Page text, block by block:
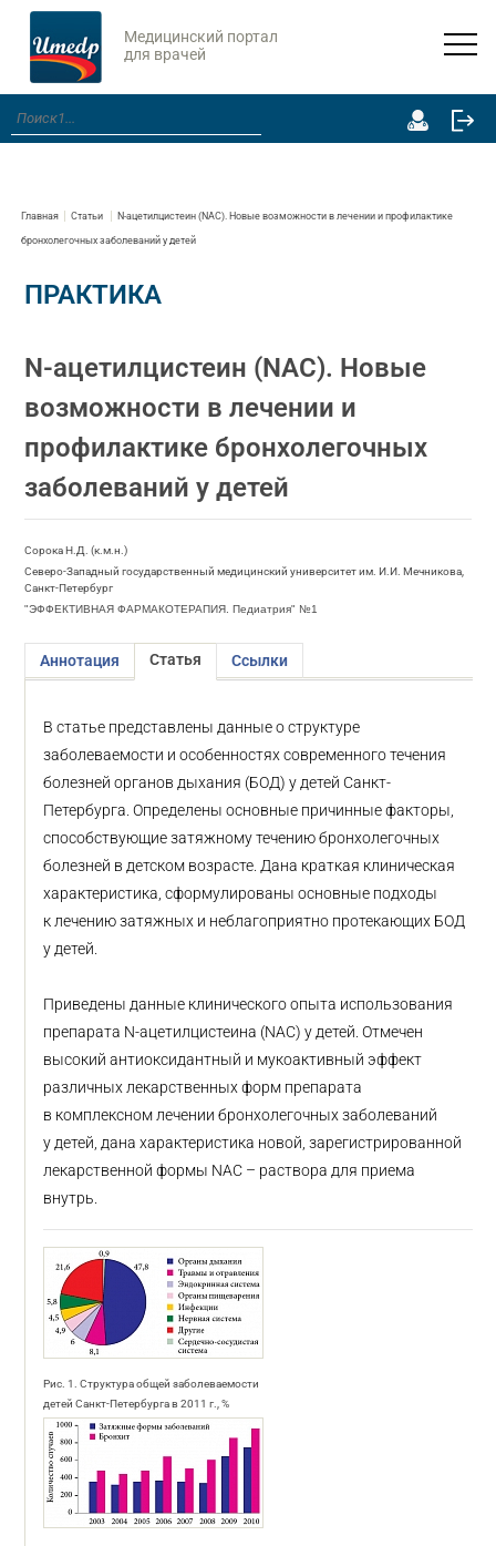
Медицинский портал
для врачей
Главная Статьи N-ацетилцистеин (NАС). Новые возможности в лечении и профилактике
бронхолегочных заболеваний у детей
ПРАКТИКА
N-ацетилцистеин (NАС). Новые
возможности в лечении и
профилактике бронхолегочных
заболеваний у детей
Сорока Н.Д. (к.м.н.)
Северо-Западный государственный медицинский университет им. И.И. Мечникова,
Санкт-Петербург
"ЭФФЕКТИВНАЯ ФАРМАКОТЕРАПИЯ. Педиатрия" №1
Аннотация Статья Ссылки
В статье представлены данные о структуре
заболеваемости и особенностях современного течения
болезней органов дыхания (БОД) у детей Санкт-
Петербурга. Определены основные причинные факторы,
способствующие затяжному течению бронхолегочных
болезней в детском возрасте. Дана краткая клиническая
характеристика, сформулированы основные подходы
к лечению затяжных и неблагоприятно протекающих БОД
у детей.
Приведены данные клинического опыта использования
препарата N-ацетилцистеина (NАС) у детей. Отмечен
высокий антиоксидантный и мукоактивный эффект
различных лекарственных форм препарата
в комплексном лечении бронхолегочных заболеваний
у детей, дана характеристика новой, зарегистрированной
лекарственной формы NАС – раствора для приема
внутрь.
Рис. 1. Структура общей заболеваемости
детей Санкт-Петербурга в 2011 г., %